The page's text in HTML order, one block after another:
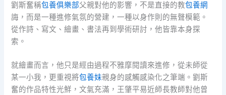
劉斯奮稱包養俱樂部父親對他的影響，不是直接的教包養網
誨，而是一種進修氣氛的營建，一種以身作則的無聲模範。
從作詩、寫文、繪畫、書法再到學術研討，他皆靠本身探
索。
就繪畫而言，他只是經由過程不雅摩閱讀來進修，從未師從
某一小我，更重視將包養妹親身的感觸感染化之筆端。劉斯
奮的作品特性光鮮，文氣充滿，王肇平易近師長教師對他曾